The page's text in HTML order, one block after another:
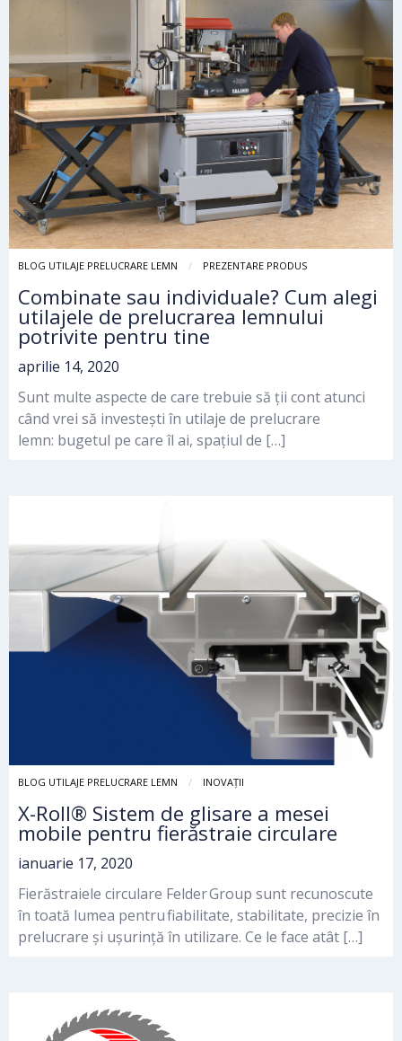
BLOG UTILAJE PRELUCRARE LEMN PREZENTARE PRODUS
Combinate sau individuale? Cum alegi
utilajele de prelucrarea lemnului
potrivite pentru tine
aprilie 14, 2020
Sunt multe aspecte de care trebuie să ții cont atunci
când vrei să investești în utilaje de prelucrare
lemn: bugetul pe care îl ai, spațiul de […]
BLOG UTILAJE PRELUCRARE LEMN INOVAȚII
X-Roll® Sistem de glisare a mesei
mobile pentru fierăstraie circulare
ianuarie 17, 2020
Fierăstraiele circulare Felder Group sunt recunoscute
în toată lumea pentru fiabilitate, stabilitate, precizie în
prelucrare și ușurință în utilizare. Ce le face atât […]